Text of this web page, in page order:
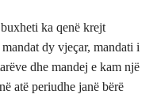
ka qenë krejt
dy vjeçar, mandati i
dhe mandej e kam një
atë periudhe janë bërë